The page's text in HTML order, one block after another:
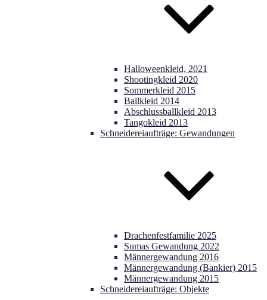
Halloweenkleid, 2021
Shootingkleid 2020
Sommerkleid 2015
Ballkleid 2014
Abschlussballkleid 2013
Tangokleid 2013
Schneidereiaufträge: Gewandungen
Drachenfestfamilie 2025
Sumas Gewandung 2022
Männergewandung 2016
Männergewandung (Bankier) 2015
Männergewandung 2015
Schneidereiaufträge: Objekte